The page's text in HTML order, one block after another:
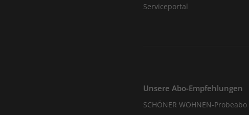
Serviceportal
Unsere Abo-Empfehlungen
SCHÖNER WOHNEN-Probeabo